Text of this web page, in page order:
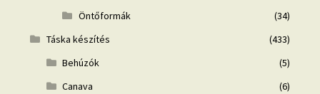
Öntőformák
(34)
Táska készítés
(433)
Behúzók
(5)
Canava
(6)